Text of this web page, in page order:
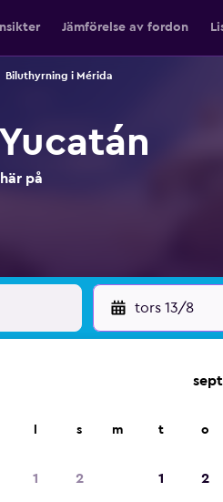
Insikter Jämförelse av fordon
Biluthyrning i Mérida
på
tors 13/8
000 platser med momondo.
s
1 2
m t o
1 2